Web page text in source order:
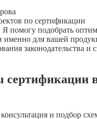
по сертификации
Я помогу подобрать
именно для вашей
законодательства